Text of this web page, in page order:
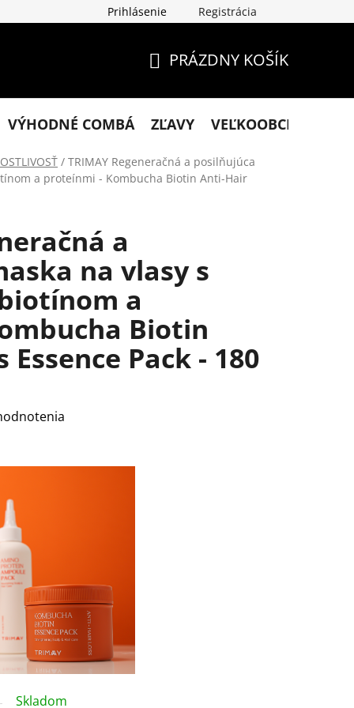
Podmienky ochrany osobných údajov
Prihlásenie Registrácia
KOŠÍK
PRÁZDNY KOŠÍK
VÝHODNÉ COMBÁ ZĽAVY VEĽKOOBCHOD
/ TRIMAY Regeneračná a posilňujúca
a proteínmi - Kombucha Biotin Anti-Hair
a
na vlasy s
a
Biotin
Pack - 180
Skladom